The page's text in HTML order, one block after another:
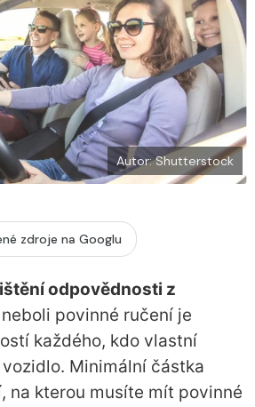
Autor: Shutterstock
zdroje na Googlu
odpovědnosti z
neboli povinné ručení je
každého, kdo vlastní
Minimální částka
na kterou musíte mít povinné